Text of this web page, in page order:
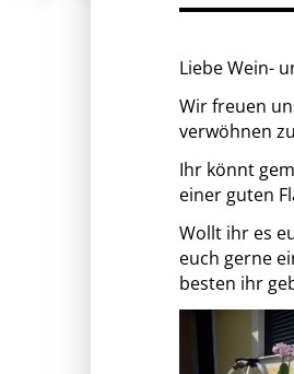
Liebe Wein-
Wir freuen
verwöhnen
Ihr könnt
einer guten
Wollt ihr es
euch gerne
besten ihr